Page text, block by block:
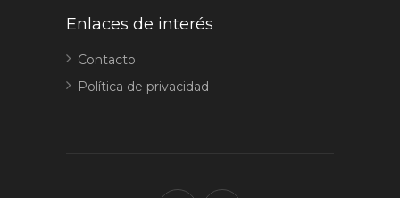
Enlaces de interés
Contacto
Política de privacidad